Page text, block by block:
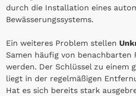
durch die Installation eines
Bewässerungssystems.
Ein weiteres Problem stellen
Samen häufig von benachbarten
werden. Der Schlüssel zu einem
liegt in der regelmäßigen
Hat es sich bereits stark